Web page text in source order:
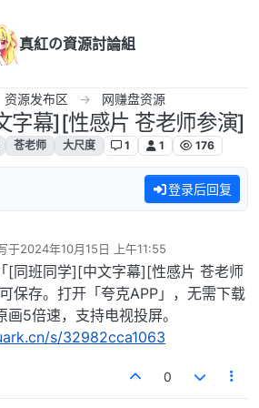
真紅の資源討論組
资源发布区 网赚盘资源
字幕][性感片 苍老师参演]
苍老师 大尺度 1 1 176
登录后回复
于2024年10月15日 上午11:55
后由 编辑
[同班同学][中文字幕][性感片 苍老师
保存。打开「夸克APP」，无需下载
5倍速，支持电视投屏。
s/32982cca1063
0